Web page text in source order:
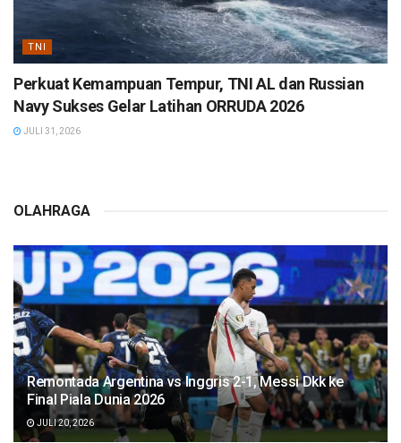
TNI
Perkuat Kemampuan Tempur, TNI AL dan Russian
Navy Sukses Gelar Latihan ORRUDA 2026
JULI 31, 2026
OLAHRAGA
Remontada Argentina vs Inggris 2-1, Messi Dkk ke
Final Piala Dunia 2026
JULI 20, 2026